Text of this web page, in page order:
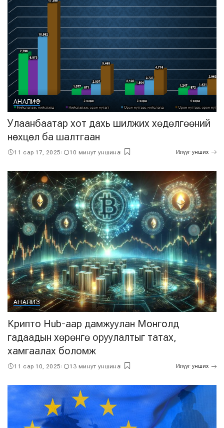
АНАЛИЗ
Улаанбаатар хот дахь шилжих хөдөлгөөний
нөхцөл ба шалтгаан
11 сар 17, 2025 10 минут уншина Илүүг унших
АНАЛИЗ
Крипто Hub-аар дамжуулан Монголд
гадаадын хөрөнгө оруулалтыг татах,
хамгаалах боломж
11 сар 10, 2025 13 минут уншина Илүүг унших